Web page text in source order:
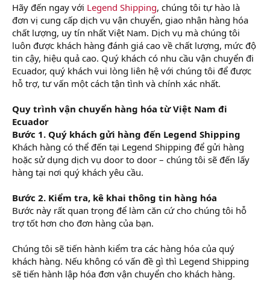
Hãy đến ngay với Legend Shipping, chúng tôi tự hào là
đơn vị cung cấp dịch vụ vận chuyển, giao nhận hàng hóa
chất lượng, uy tín nhất Việt Nam. Dịch vụ mà chúng tôi
luôn được khách hàng đánh giá cao về chất lượng, mức độ
tin cậy, hiệu quả cao. Quý khách có nhu cầu vận chuyển đi
Ecuador, quý khách vui lòng liên hệ với chúng tôi để được
hỗ trợ, tư vấn một cách tận tình và chính xác nhất.
Quy trình vận chuyển hàng hóa từ Việt Nam đi
Ecuador
Bước 1. Quý khách gửi hàng đến Legend Shipping
Khách hàng có thể đến tại Legend Shipping để gửi hàng
hoặc sử dụng dịch vụ door to door – chúng tôi sẽ đến lấy
hàng tại nơi quý khách yêu cầu.
Bước 2. Kiểm tra, kê khai thông tin hàng hóa
Bước này rất quan trọng để làm căn cứ cho chúng tôi hỗ
trợ tốt hơn cho đơn hàng của bạn.
Chúng tôi sẽ tiến hành kiểm tra các hàng hóa của quý
khách hàng. Nếu không có vấn đề gì thì Legend Shipping
sẽ tiến hành lập hóa đơn vận chuyển cho khách hàng.